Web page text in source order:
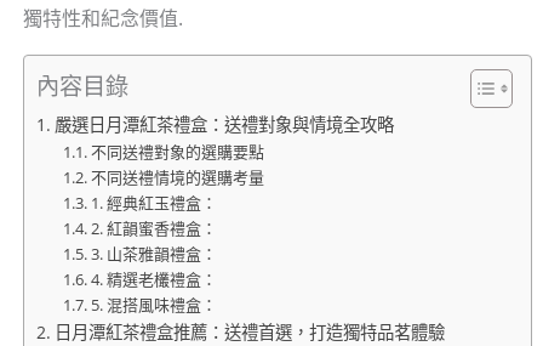
獨特性和紀念價值.
內容目錄
嚴選日月潭紅茶禮盒：送禮對象與情境全攻略
不同送禮對象的選購要點
不同送禮情境的選購考量
1. 經典紅玉禮盒：
2. 紅韻蜜香禮盒：
3. 山茶雅韻禮盒：
4. 精選老欉禮盒：
5. 混搭風味禮盒：
日月潭紅茶禮盒推薦：送禮首選，打造獨特品茗體驗